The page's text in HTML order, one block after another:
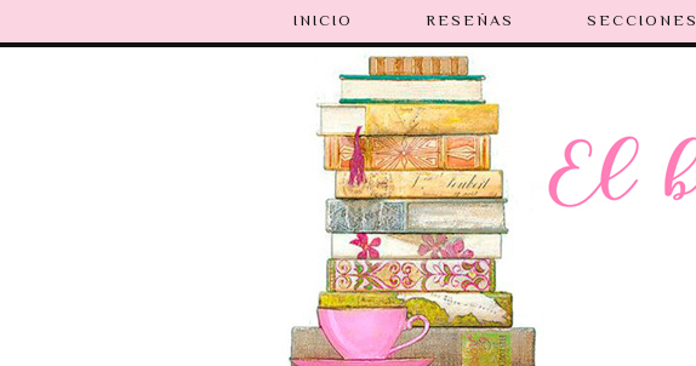
INICIO RESEÑAS SECCIONES